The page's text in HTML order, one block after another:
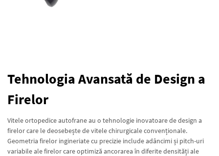
Tehnologia Avansată de Design a
Firelor
Vitele ortopedice autofrane au o tehnologie inovatoare de design a
firelor care le deosebește de vitele chirurgicale convenționale.
Geometria firelor ingineriate cu precizie include adâncimi și pitch-uri
variabile ale firelor care optimiză ancorarea în diferite densități ale